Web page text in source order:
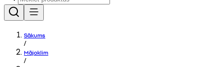
Sākums
/
Mājoklim
/